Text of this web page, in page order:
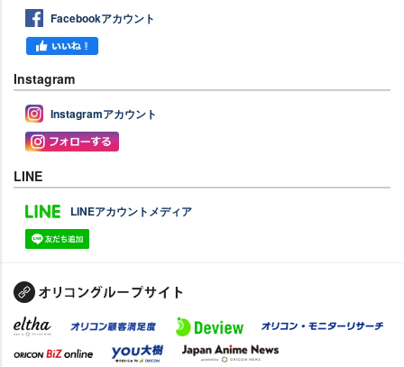
Facebookアカウント
Instagram
Instagramアカウント
LINE
LINEアカウントメディア